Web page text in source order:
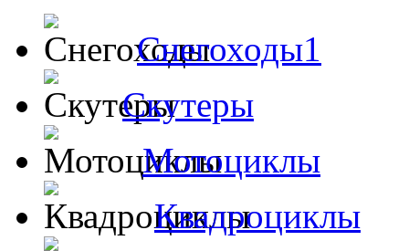
Снегоходы1
Скутеры
Мотоциклы
Квадроциклы